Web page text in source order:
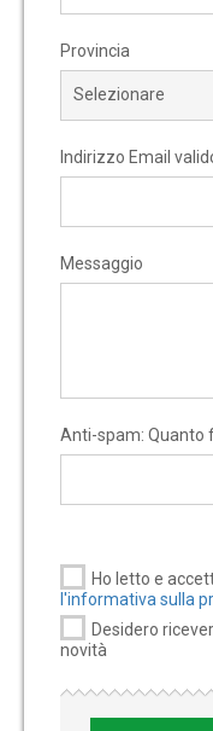
Provincia
Indirizzo Email
Messaggio
Anti-spam: Quanto
Ho letto e
l'informativa sulla
Desidero
novità